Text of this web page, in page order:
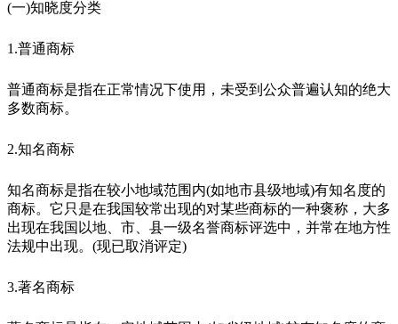
(一)知晓度分类
1.普通商标
普通商标是指在正常情况下使用，未受到公众普遍认知的绝大
多数商标。
2.知名商标
知名商标是指在较小地域范围内(如地市县级地域)有知名度的
商标。它只是在我国较常出现的对某些商标的一种褒称，大多
出现在我国以地、市、县一级名誉商标评选中，并常在地方性
法规中出现。(现已取消评定)
3.著名商标